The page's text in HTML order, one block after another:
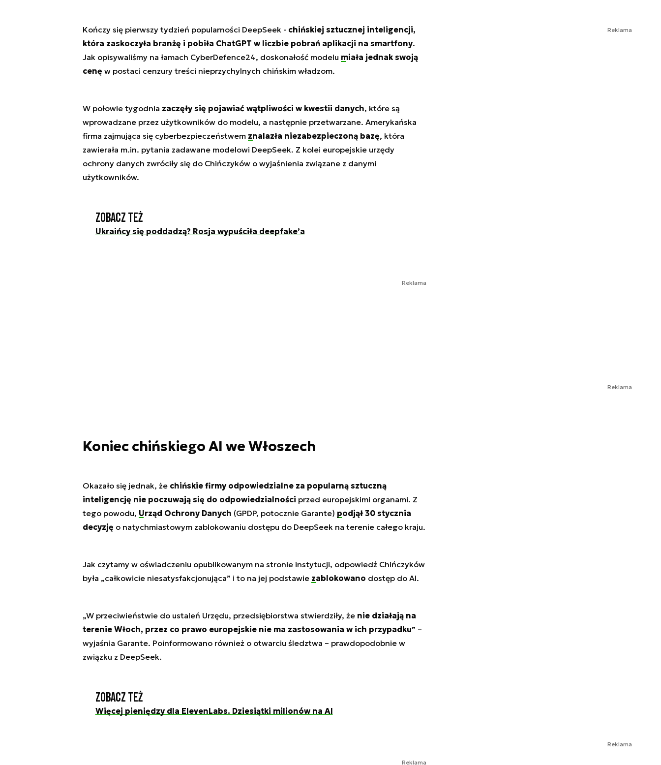
Kończy się pierwszy tydzień popularności DeepSeek - chińskiej sztucznej inteligencji,
która zaskoczyła branżę i pobiła ChatGPT w liczbie pobrań aplikacji na smartfony.
Jak opisywaliśmy na łamach CyberDefence24, doskonałość modelu miała jednak swoją
cenę w postaci cenzury treści nieprzychylnych chińskim władzom.
W połowie tygodnia zaczęły się pojawiać wątpliwości w kwestii danych, które są
wprowadzane przez użytkowników do modelu, a następnie przetwarzane. Amerykańska
firma zajmująca się cyberbezpieczeństwem znalazła niezabezpieczoną bazę, która
zawierała m.in. pytania zadawane modelowi DeepSeek. Z kolei europejskie urzędy
ochrony danych zwróciły się do Chińczyków o wyjaśnienia związane z danymi
użytkowników.
Zobacz też
Ukraińcy się poddadzą? Rosja wypuściła deepfake’a
Reklama
Koniec chińskiego AI we Włoszech
Okazało się jednak, że chińskie firmy odpowiedzialne za popularną sztuczną
inteligencję nie poczuwają się do odpowiedzialności przed europejskimi organami. Z
tego powodu, Urząd Ochrony Danych (GPDP, potocznie Garante) podjął 30 stycznia
decyzję o natychmiastowym zablokowaniu dostępu do DeepSeek na terenie całego kraju.
Jak czytamy w oświadczeniu opublikowanym na stronie instytucji, odpowiedź Chińczyków
była „całkowicie niesatysfakcjonująca” i to na jej podstawie zablokowano dostęp do AI.
„W przeciwieństwie do ustaleń Urzędu, przedsiębiorstwa stwierdziły, że nie działają na
terenie Włoch, przez co prawo europejskie nie ma zastosowania w ich przypadku” –
wyjaśnia Garante. Poinformowano również o otwarciu śledztwa – prawdopodobnie w
związku z DeepSeek.
Zobacz też
Więcej pieniędzy dla ElevenLabs. Dziesiątki milionów na AI
Reklama
Reklama
Reklama
Reklama